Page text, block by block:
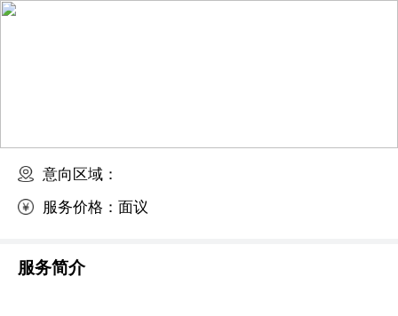
意向区域：
服务价格： 面议
服务简介